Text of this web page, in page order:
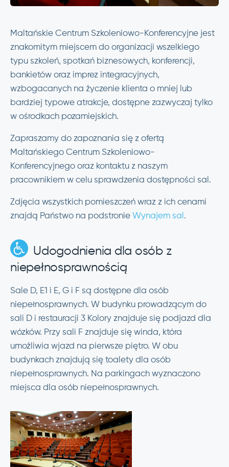
Maltańskie Centrum Szkoleniowo-Konferencyjne jest
znakomitym miejscem do organizacji wszelkiego
typu szkoleń, spotkań biznesowych, konferencji,
bankietów oraz imprez integracyjnych,
wzbogacanych na życzenie klienta o mniej lub
bardziej typowe atrakcje, dostępne zazwyczaj tylko
w ośrodkach pozamiejskich.
Zapraszamy do zapoznania się z ofertą
Maltańskiego Centrum Szkoleniowo-
Konferencyjnego oraz kontaktu z naszym
pracownikiem w celu sprawdzenia dostępności sal.
Zdjęcia wszystkich pomieszczeń wraz z ich cenami
znajdą Państwo na podstronie Wynajem sal .
Udogodnienia dla osób z
niepełnosprawnością
Sale D, E1 i E, G i F są dostępne dla osób
niepełnosprawnych. W budynku prowadzącym do
sali D i restauracji 3 Kolory znajduje się podjazd dla
wózków. Przy sali F znajduje się winda, która
umożliwia wjazd na pierwsze piętro. W obu
budynkach znajdują się toalety dla osób
niepełnosprawnych. Na parkingach wyznaczono
miejsca dla osób niepełnosprawnych.